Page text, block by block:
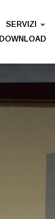
SERVIZI
DOWNLOAD